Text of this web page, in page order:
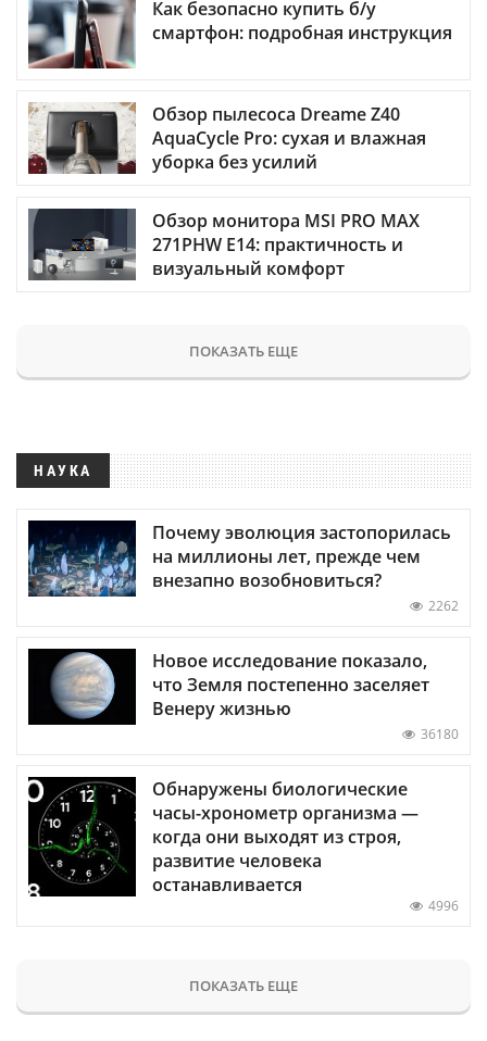
Как безопасно купить б/у
смартфон: подробная инструкция
Обзор пылесоса Dreame Z40
AquaCycle Pro: сухая и влажная
уборка без усилий
Обзор монитора MSI PRO MAX
271PHW E14: практичность и
визуальный комфорт
ПОКАЗАТЬ ЕЩЕ
НАУКА
Почему эволюция застопорилась
на миллионы лет, прежде чем
внезапно возобновиться?
2262
Новое исследование показало,
что Земля постепенно заселяет
Венеру жизнью
36180
Обнаружены биологические
часы-хронометр организма —
когда они выходят из строя,
развитие человека
останавливается
4996
ПОКАЗАТЬ ЕЩЕ